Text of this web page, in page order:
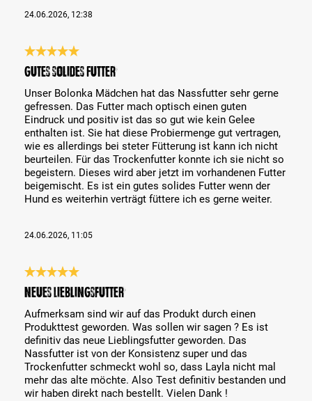
24.06.2026, 12:38
Bewertung mit 5 von 5 Sternen
Gutes solides Futter
Unser Bolonka Mädchen hat das Nassfutter sehr gerne
gefressen. Das Futter mach optisch einen guten
Eindruck und positiv ist das so gut wie kein Gelee
enthalten ist. Sie hat diese Probiermenge gut vertragen,
wie es allerdings bei steter Fütterung ist kann ich nicht
beurteilen. Für das Trockenfutter konnte ich sie nicht so
begeistern. Dieses wird aber jetzt im vorhandenen Futter
beigemischt. Es ist ein gutes solides Futter wenn der
Hund es weiterhin verträgt füttere ich es gerne weiter.
24.06.2026, 11:05
Bewertung mit 5 von 5 Sternen
Neues Lieblingsfutter
Aufmerksam sind wir auf das Produkt durch einen
Produkttest geworden. Was sollen wir sagen ? Es ist
definitiv das neue Lieblingsfutter geworden. Das
Nassfutter ist von der Konsistenz super und das
Trockenfutter schmeckt wohl so, dass Layla nicht mal
mehr das alte möchte. Also Test definitiv bestanden und
wir haben direkt nach bestellt. Vielen Dank !